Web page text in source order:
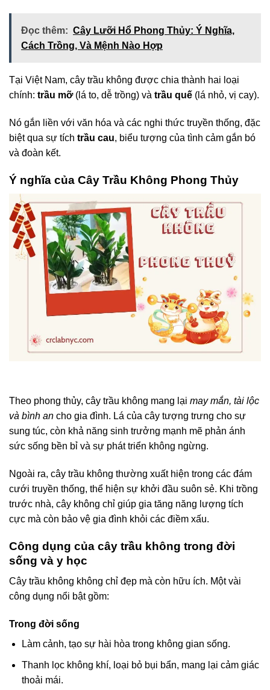
Đọc thêm: Cây Lưỡi Hổ Phong Thủy: Ý Nghĩa,
Cách Trồng, Và Mệnh Nào Hợp
Tại Việt Nam, cây trầu không được chia thành hai loại
chính: trầu mỡ(lá to, dễ trồng) và trầu quế (lá nhỏ, vị cay).
Nó gắn liền với văn hóa và các nghi thức truyền thống, đặc
biệt qua sự tích trầu cau, biểu tượng của tình cảm gắn bó
và đoàn kết.
Ý nghĩa của Cây Trầu Không Phong Thủy
Theo phong thủy, cây trầu không mang lại may mắn, tài lộc
và bình an cho gia đình. Lá của cây tượng trưng cho sự
sung túc, còn khả năng sinh trưởng mạnh mẽ phản ánh
sức sống bền bỉ và sự phát triển không ngừng.
Ngoài ra, cây trầu không thường xuất hiện trong các đám
cưới truyền thống, thể hiện sự khởi đầu suôn sẻ. Khi trồng
trước nhà, cây không chỉ giúp gia tăng năng lượng tích
cực mà còn bảo vệ gia đình khỏi các điềm xấu.
Công dụng của cây trầu không trong đời
sống và y học
Cây trầu không không chỉ đẹp mà còn hữu ích. Một vài
công dụng nổi bật gồm:
Trong đời sống
Làm cảnh, tạo sự hài hòa trong không gian sống.
Thanh lọc không khí, loại bỏ bụi bẩn, mang lại cảm giác
thoải mái.